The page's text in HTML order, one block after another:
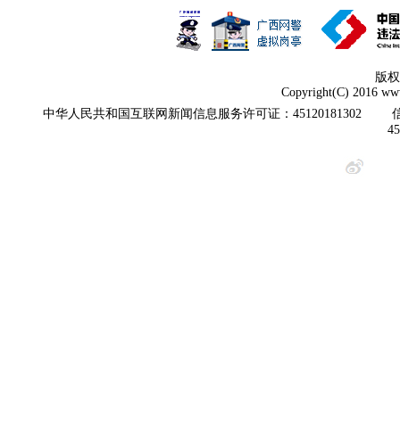
版
Copyright(C) 2016
中华人民共和国互联网新闻信息服务许可证：45120181302